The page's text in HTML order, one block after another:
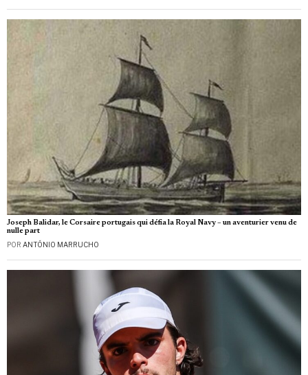
Joseph Balidar, le Corsaire portugais qui défia la Royal Navy – un aventurier venu de
nulle part
POR ANTÓNIO MARRUCHO